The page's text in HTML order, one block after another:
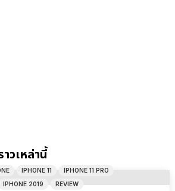
วเหล่านี้
IPHONE 11
IPHONE 11 PRO
IPHONE 2019 REVIEW